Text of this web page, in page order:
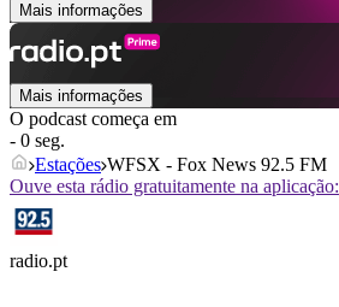
Mais informações
Mais informações
O podcast começa em
- 0 seg.
Estações WFSX - Fox News 92.5 FM
Ouve esta rádio gratuitamente na aplicação:
radio.pt